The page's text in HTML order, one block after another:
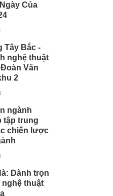
Của
Tây Bắc -
nghệ thuật
Văn
2
ngành
tập trung
chiến lược
Dành trọn
thuật